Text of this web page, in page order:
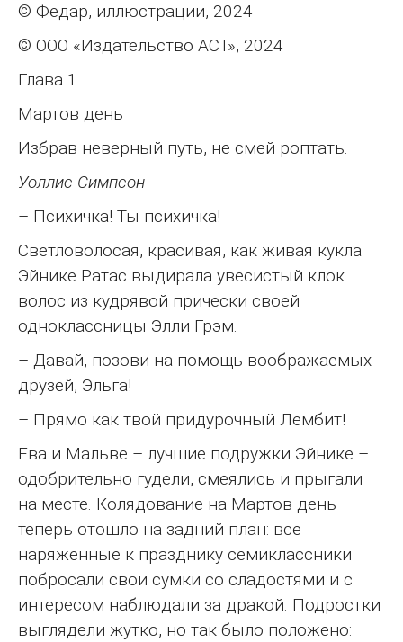
© Федар, иллюстрации, 2024
© ООО «Издательство АСТ», 2024
Глава 1
Мартов день
Избрав неверный путь, не смей роптать.
Уоллис Симпсон
– Психичка! Ты психичка!
Светловолосая, красивая, как живая кукла
Эйнике Ратас выдирала увесистый клок
волос из кудрявой прически своей
одноклассницы Элли Грэм.
– Давай, позови на помощь воображаемых
друзей, Эльга!
– Прямо как твой придурочный Лембит!
Ева и Мальве – лучшие подружки Эйнике –
одобрительно гудели, смеялись и прыгали
на месте. Колядование на Мартов день
теперь отошло на задний план: все
наряженные к празднику семиклассники
побросали свои сумки со сладостями и с
интересом наблюдали за дракой. Подростки
выглядели жутко, но так было положено: